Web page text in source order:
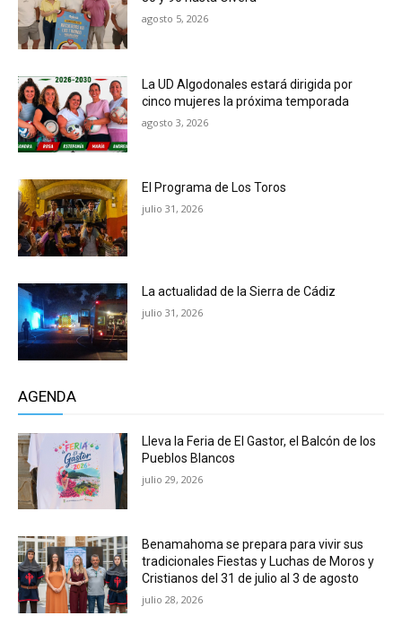
agosto 5, 2026
La UD Algodonales estará dirigida por
cinco mujeres la próxima temporada
agosto 3, 2026
El Programa de Los Toros
julio 31, 2026
La actualidad de la Sierra de Cádiz
julio 31, 2026
AGENDA
Lleva la Feria de El Gastor, el Balcón de los
Pueblos Blancos
julio 29, 2026
Benamahoma se prepara para vivir sus
tradicionales Fiestas y Luchas de Moros y
Cristianos del 31 de julio al 3 de agosto
julio 28, 2026